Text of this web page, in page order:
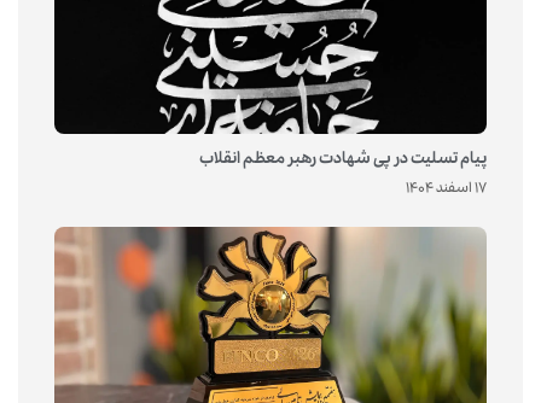
پیام تسلیت در پی شهادت رهبر معظم انقلاب
17 اسفند 1404